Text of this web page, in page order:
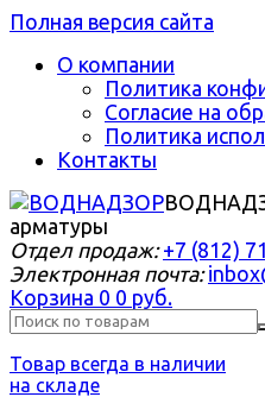
Полная версия сайта
О компании
Политика
Согласие на
Политика
Контакты
арматуры
Отдел продаж: +7 (812)
Электронная почта:
Корзина 0 0 руб.
Товар всегда в наличии
на складе